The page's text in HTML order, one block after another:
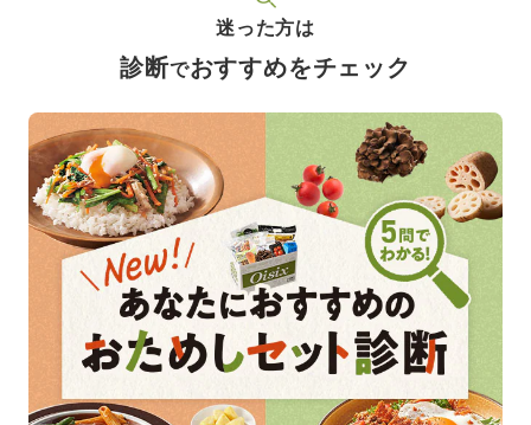
迷った方は
診断でおすすめをチェック